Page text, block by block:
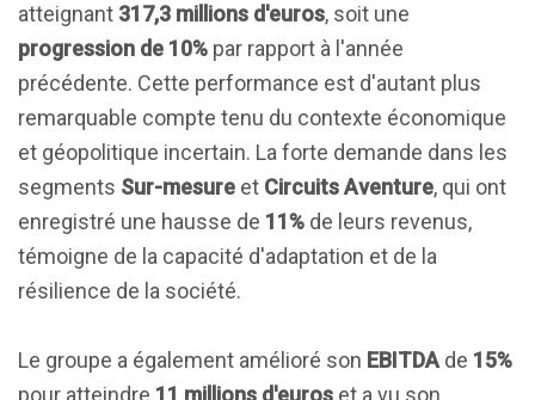
atteignant 317,3 millions d'euros, soit une
progression de 10% par rapport à l'année
précédente. Cette performance est d'autant plus
remarquable compte tenu du contexte économique
et géopolitique incertain. La forte demande dans les
segments Sur-mesure et Circuits Aventure, qui ont
enregistré une hausse de 11% de leurs revenus,
témoigne de la capacité d'adaptation et de la
résilience de la société.
Le groupe a également amélioré son EBITDA de 15%
pour atteindre 11 millions d'euros et a vu son